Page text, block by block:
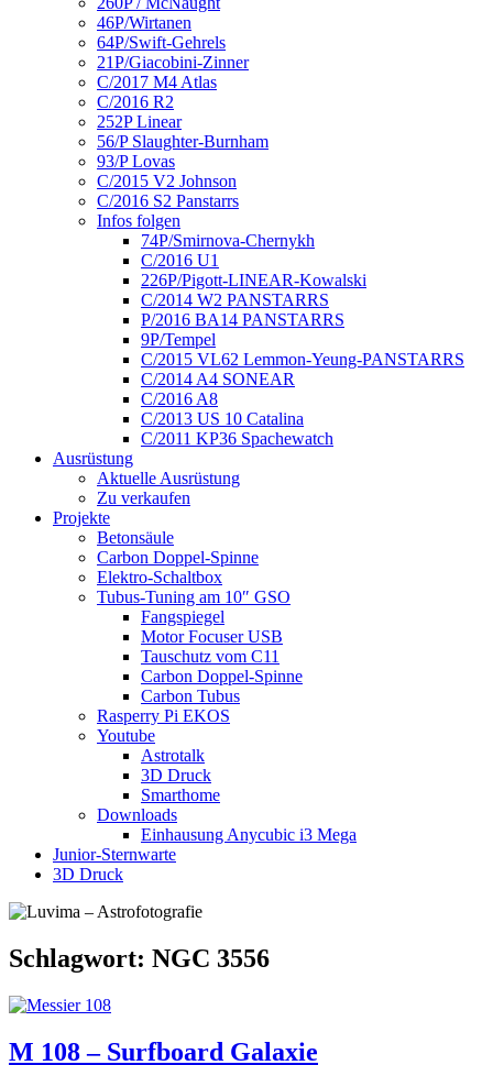
46P/Wirtanen
64P/Swift-Gehrels
21P/Giacobini-Zinner
C/2017 M4 Atlas
C/2016 R2
252P Linear
56/P Slaughter-Burnham
93/P Lovas
C/2015 V2 Johnson
C/2016 S2 Panstarrs
Infos folgen
74P/Smirnova-Chernykh
C/2016 U1
226P/Pigott-LINEAR-Kowalski
C/2014 W2 PANSTARRS
P/2016 BA14 PANSTARRS
9P/Tempel
C/2015 VL62 Lemmon-Yeung-PANSTARRS
C/2014 A4 SONEAR
C/2016 A8
C/2013 US 10 Catalina
C/2011 KP36 Spachewatch
Ausrüstung
Aktuelle Ausrüstung
Zu verkaufen
Projekte
Betonsäule
Carbon Doppel-Spinne
Elektro-Schaltbox
Tubus-Tuning am 10″ GSO
Fangspiegel
Motor Focuser USB
Tauschutz vom C11
Carbon Doppel-Spinne
Carbon Tubus
Rasperry Pi EKOS
Youtube
Astrotalk
3D Druck
Smarthome
Downloads
Einhausung Anycubic i3 Mega
Junior-Sternwarte
3D Druck
Schlagwort: NGC 3556
M 108 – Surfboard Galaxie